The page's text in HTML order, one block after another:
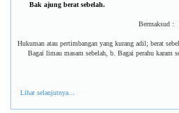
Bak ajung berat sebelah.
Bermaksud :
Hukuman atau pertimbangan yang kurang adil; berat
Bagai limau masam sebelah, b. Bagai perahu karam
Lihat selanjutnya...